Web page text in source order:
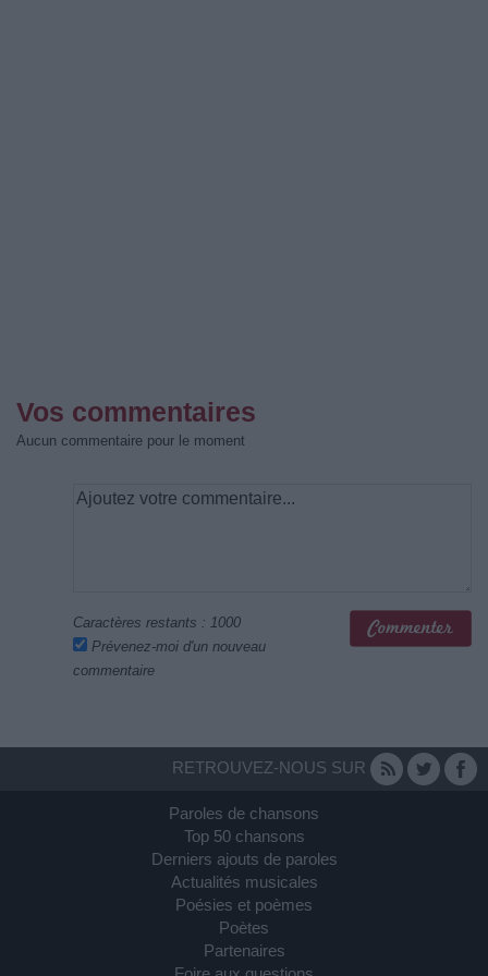
Vos commentaires
Aucun commentaire pour le moment
Caractères restants : 1000
Prévenez-moi d'un nouveau
commentaire
RETROUVEZ-NOUS SUR
Paroles de chansons
Top 50 chansons
Derniers ajouts de paroles
Actualités musicales
Poésies et poèmes
Poètes
Partenaires